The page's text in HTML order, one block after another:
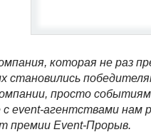
которая не раз
становились
просто событиям
event-агентствами нам
премии Event-Прорыв.